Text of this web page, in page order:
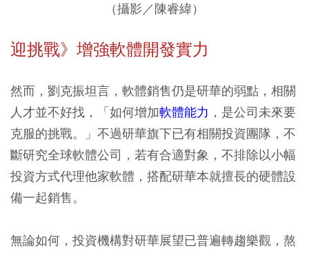
（攝影／陳睿緯）
迎挑戰》增強軟體開發實力
然而，劉克振坦言，軟體銷售仍是研華的弱點，相關
人才並不好找，「如何增加軟體能力 ，是公司未來要
克服的挑戰。」不過研華旗下已有相關投資團隊，不
斷研究全球軟體公司，若有合適對象，不排除以小幅
投資方式代理他家軟體，搭配研華本就擅長的硬體設
備一起銷售。
無論如何，投資機構對研華展望已普遍轉趨樂觀，熬